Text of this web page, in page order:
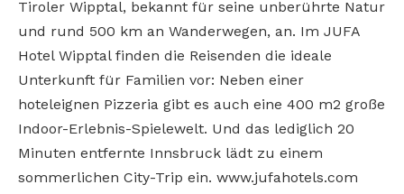
Tiroler Wipptal, bekannt für seine unberührte Natur
und rund 500 km an Wanderwegen, an. Im JUFA
Hotel Wipptal finden die Reisenden die ideale
Unterkunft für Familien vor: Neben einer
hoteleignen Pizzeria gibt es auch eine 400 m2 große
Indoor-Erlebnis-Spielewelt. Und das lediglich 20
Minuten entfernte Innsbruck lädt zu einem
sommerlichen City-Trip ein. www.jufahotels.com